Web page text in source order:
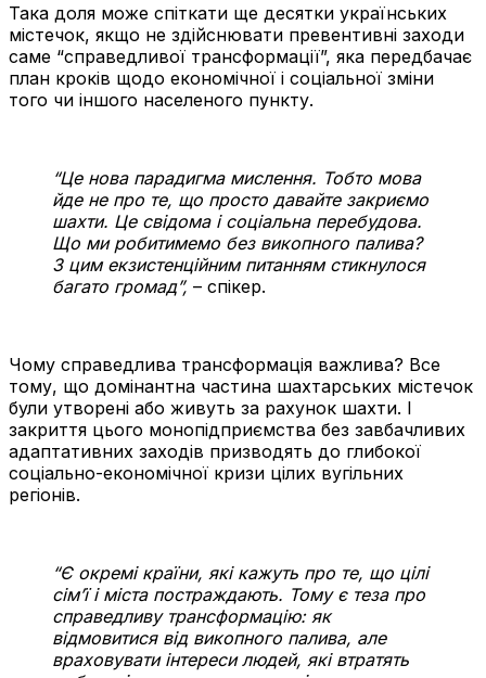
Така доля може спіткати ще десятки українських
містечок, якщо не здійснювати превентивні заходи
саме “справедливої трансформації”, яка передбачає
план кроків щодо економічної і соціальної зміни
того чи іншого населеного пункту.
“Це нова парадигма мислення. Тобто мова
йде не про те, що просто давайте закриємо
шахти. Це свідома і соціальна перебудова.
Що ми робитимемо без викопного палива?
З цим екзистенційним питанням стикнулося
багато громад”, – спікер.
Чому справедлива трансформація важлива? Все
тому, що домінантна частина шахтарських містечок
були утворені або живуть за рахунок шахти. І
закриття цього монопідприємства без завбачливих
адаптативних заходів призводять до глибокої
соціально-економічної кризи цілих вугільних
регіонів.
“Є окремі країни, які кажуть про те, що цілі
сім’ї і міста постраждають. Тому є теза про
справедливу трансформацію: як
відмовитися від викопного палива, але
враховувати інтереси людей, які втратять